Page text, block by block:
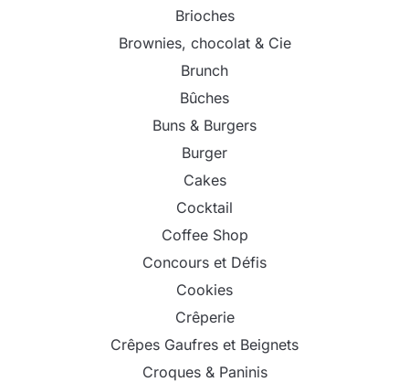
Brioches
Brownies, chocolat & Cie
Brunch
Bûches
Buns & Burgers
Burger
Cakes
Cocktail
Coffee Shop
Concours et Défis
Cookies
Crêperie
Crêpes Gaufres et Beignets
Croques & Paninis